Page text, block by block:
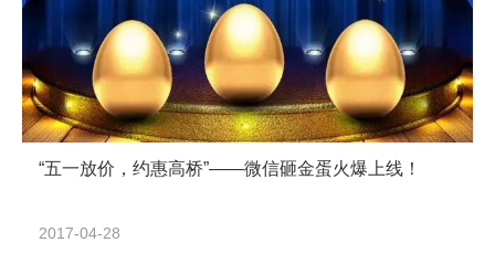
“五一放价，约惠高桥”——微信砸金蛋火爆上线！
2017-04-28